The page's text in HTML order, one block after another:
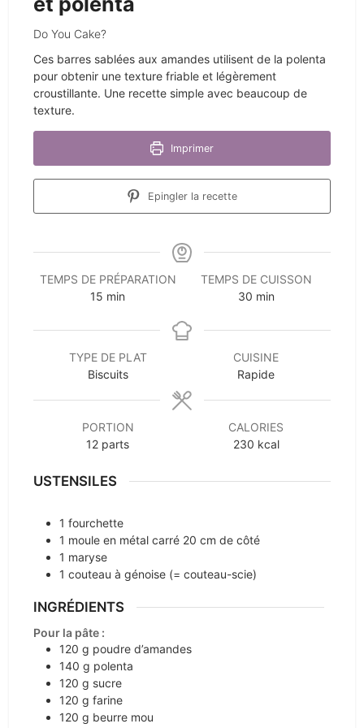
Do You Cake?
Ces barres sablées aux amandes utilisent de la polenta
pour obtenir une texture friable et légèrement
croustillante. Une recette simple avec beaucoup de
texture.
Imprimer
Epingler la recette
TEMPS DE PRÉPARATION
15 minutes
min
TEMPS DE CUISSON
30minutes
min
TYPE DE PLAT
Biscuits
CUISINE
Rapide
PORTION
12 parts
CALORIES
230 kcal
USTENSILES
1 fourchette
1 moule en métal carré 20 cm de côté
1 maryse
1 couteau à génoise (= couteau-scie)
INGRÉDIENTS
Pour la pâte :
120 g poudre d’amandes
140 g polenta
120 g sucre
120 g farine
120 g beurre mou